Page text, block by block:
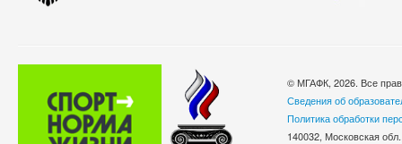
© МГАФК, 2026. Все
Сведения об
Политика обработки
140032, Московская